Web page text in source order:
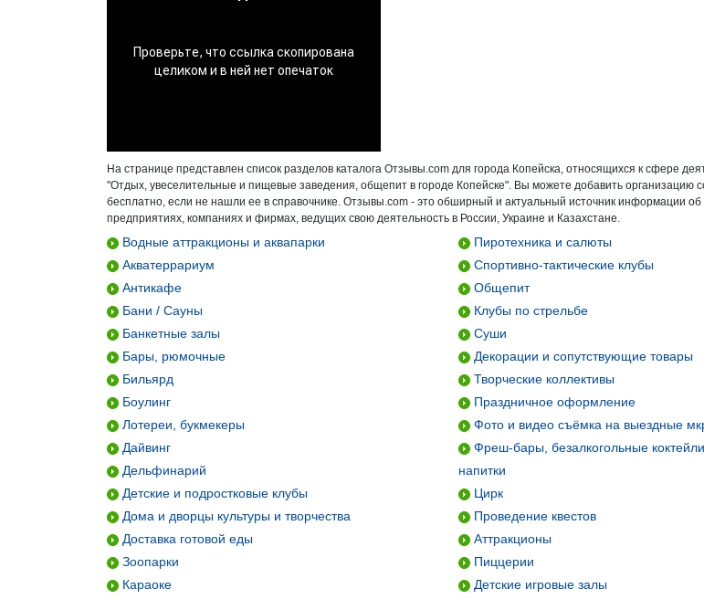
На странице представлен список разделов каталога Отзывы.com для города Копейска, относящихся к сфере
"Отдых, увеселительные и пищевые заведения, общепит в городе Копейске". Вы можете добавить организацию
бесплатно, если не нашли ее в справочнике. Отзывы.com - это обширный и актуальный источник информации об
предприятиях, компаниях и фирмах, ведущих свою деятельность в России, Украине и Казахстане.
Водные аттракционы и аквапарки
Акватеррариум
Антикафе
Бани / Сауны
Банкетные залы
Бары, рюмочные
Бильярд
Боулинг
Лотереи, букмекеры
Дайвинг
Дельфинарий
Детские и подростковые клубы
Дома и дворцы культуры и творчества
Доставка готовой еды
Зоопарки
Караоке
Пиротехника и салюты
Спортивно-тактические клубы
Общепит
Клубы по стрельбе
Суши
Декорации и сопутствующие товары
Творческие коллективы
Праздничное оформление
Фото и видео съёмка на выездные
Фреш-бары, безалкогольные
напитки
Цирк
Проведение квестов
Аттракционы
Пиццерии
Детские игровые залы